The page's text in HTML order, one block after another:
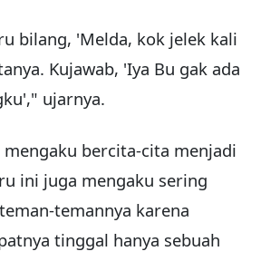
bilang, 'Melda, kok jelek kali
Kujawab, 'Iya Bu gak ada
ujarnya.
mengaku bercita-cita menjadi
ini juga mengaku sering
temannya karena
tinggal hanya sebuah